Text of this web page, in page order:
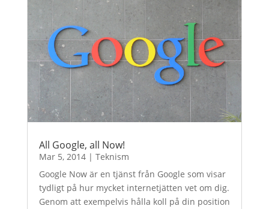
All Google, all Now!
Mar 5, 2014| Teknism
Google Now är en tjänst från Google som visar
tydligt på hur mycket internetjätten vet om dig.
Genom att exempelvis hålla koll på din position